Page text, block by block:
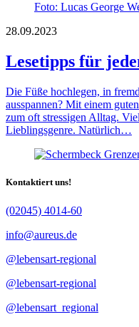
Foto: Lucas George
28.09.2023
Lesetipps für
Die Füße hochlegen, in
ausspannen? Mit einem
zum oft stressigen Alltag.
Lieblingsgenre. Natürlich…
Kontaktiert uns!
(02045) 4014-60
info@aureus.de
@lebensart-regional
@lebensart-regional
@lebensart_regional